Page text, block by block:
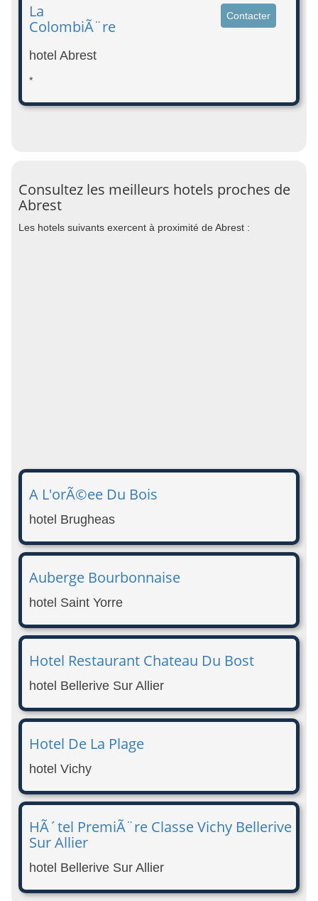
La
ColombiÃ¨re
Contacter
hotel Abrest
*
Consultez les meilleurs hotels proches de
Abrest
Les hotels suivants exercent à proximité de Abrest :
A L'orÃ©ee Du Bois
hotel Brugheas
Auberge Bourbonnaise
hotel Saint Yorre
Hotel Restaurant Chateau Du Bost
hotel Bellerive Sur Allier
Hotel De La Plage
hotel Vichy
HÃ´tel PremiÃ¨re Classe Vichy Bellerive
Sur Allier
hotel Bellerive Sur Allier